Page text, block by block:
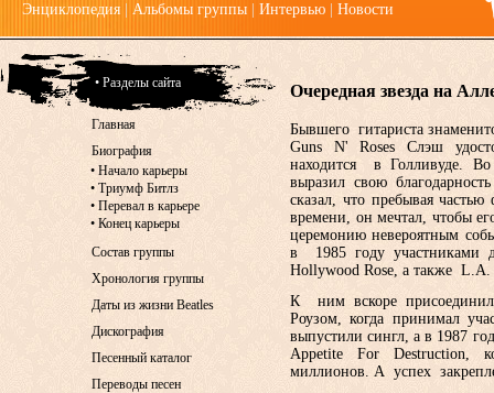
Энциклопедия Альбомы группы Интервью Новости
Очередная звезда на
Бывшего гитариста
Guns N' Roses Слэш
находится в Голливуде. Во
выразил свою
сказал, что пребывая
времени, он мечтал, чтобы
церемонию невероятным
в 1985 году участниками
Hollywood Rose, а также L.A.
К ним вскоре
Роузом, когда принимал
выпустили сингл, а в 1987
Appetite For Destruction,
миллионов. А успех
• Разделы сайта
Главная
Биография
• Начало карьеры
• Триумф Битлз
• Перевал в карьере
• Конец карьеры
Состав группы
Хронология группы
Даты из жизни Beatles
Дискография
Песенный каталог
Переводы песен